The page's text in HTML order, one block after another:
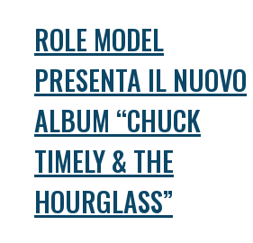
ROLE MODEL
PRESENTA IL NUOVO
ALBUM “CHUCK
TIMELY & THE
HOURGLASS”